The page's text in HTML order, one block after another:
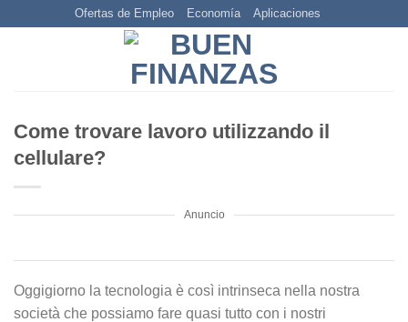
Ofertas de Empleo Economía Aplicaciones
Come trovare lavoro utilizzando il
cellulare?
Anuncio
Oggigiorno la tecnologia è così intrinseca nella nostra
società che possiamo fare quasi tutto con i nostri